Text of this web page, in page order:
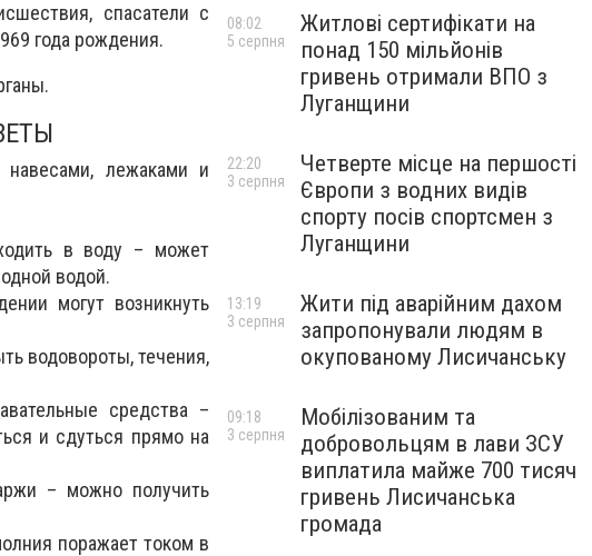
спасатели с
года рождения.
лежаками и
в воду – может
водой.
могут возникнуть
водовороты, течения,
средства –
и сдуться прямо на
– можно получить
поражает током в
Житлові сертифікати на
понад 150 мільйонів
гривень отримали ВПО з
Луганщини
08:02
5 серпня
Четверте місце на першості
Європи з водних видів
спорту посів спортсмен з
Луганщини
22:20
3 серпня
Жити під аварійним дахом
запропонували людям в
окупованому Лисичанську
13:19
3 серпня
Мобілізованим та
добровольцям в лави ЗСУ
виплатила майже 700 тисяч
гривень Лисичанська
громада
09:18
3 серпня